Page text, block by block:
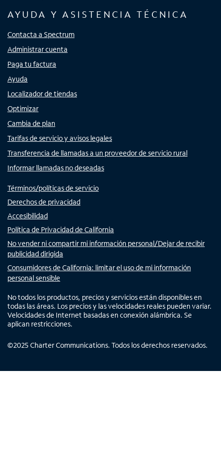
AYUDA Y ASISTENCIA TÉCNICA
Contacta a Spectrum
Administrar cuenta
Paga tu factura
Ayuda
Localizador de tiendas
Optimizar
Cambia de plan
Tarifas de servicio y avisos legales
Transferencia de llamadas a un proveedor de servicio rural
Informar llamadas no deseadas
Términos/políticas de servicio
Derechos de privacidad
Accesibilidad
Política de Privacidad de California
No vender ni compartir mi información personal/Dejar de recibir
publicidad dirigida
Consumidores de California: limitar el uso de mi información
personal sensible
No todos los productos, precios y servicios están disponibles en
todas las áreas. Los precios y las velocidades reales pueden variar.
Velocidades de Internet basadas en conexión alámbrica. Se
aplican restricciones.
©2025 Charter Communications. Todos los derechos reservados.